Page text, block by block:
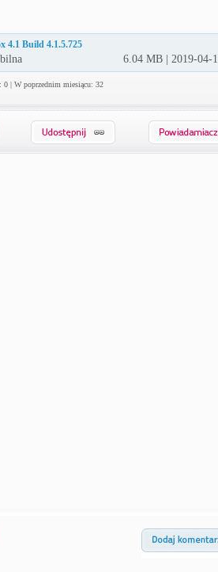
4.1 Build 4.1.5.725
6.04 MB | 2019-04-
0 | W poprzednim miesiącu: 32